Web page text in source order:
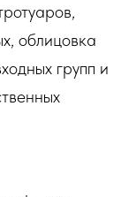
облицовка
групп и